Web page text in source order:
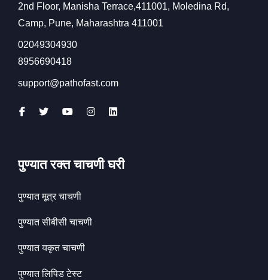
2nd Floor, Manisha Terrace,411001, Moledina Rd,
Camp, Pune, Maharashtra 411001
02049304930
8956690418
support@pathofast.com
पुण्यात रक्त चाचणी घरी
पुण्यात मूत्र चाचणी
पुण्यात सीबीसी चाचणी
पुण्यात यकृत चाचणी
पुण्यात लिपिड टेस्ट